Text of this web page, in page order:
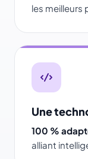
les meilleurs
Une
100 %
alliant